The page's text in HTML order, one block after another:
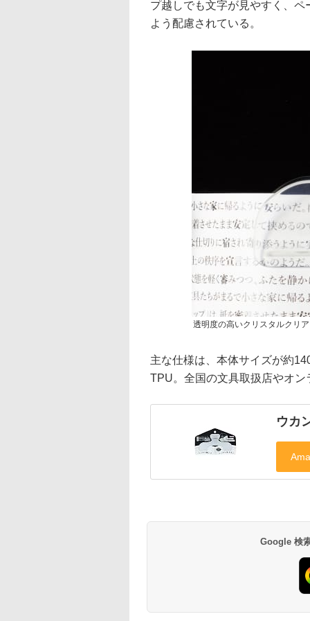
プ越しでも文字が見やすく、
よう配慮されている。
透明度の高いクリスタルクリ
主な仕様は、本体サイズが約
TPU。全国の文具取扱店やオ
ウカ
Google 検